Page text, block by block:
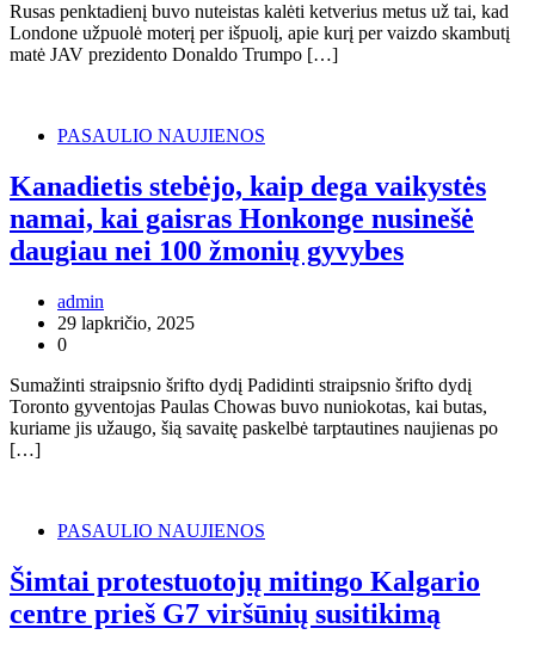
Rusas penktadienį buvo nuteistas kalėti ketverius metus už tai, kad
Londone užpuolė moterį per išpuolį, apie kurį per vaizdo skambutį
matė JAV prezidento Donaldo Trumpo […]
PASAULIO NAUJIENOS
Kanadietis stebėjo, kaip dega vaikystės
namai, kai gaisras Honkonge nusinešė
daugiau nei 100 žmonių gyvybes
admin
29 lapkričio, 2025
0
Sumažinti straipsnio šrifto dydį Padidinti straipsnio šrifto dydį
Toronto gyventojas Paulas Chowas buvo nuniokotas, kai butas,
kuriame jis užaugo, šią savaitę paskelbė tarptautines naujienas po
[…]
PASAULIO NAUJIENOS
Šimtai protestuotojų mitingo Kalgario
centre prieš G7 viršūnių susitikimą